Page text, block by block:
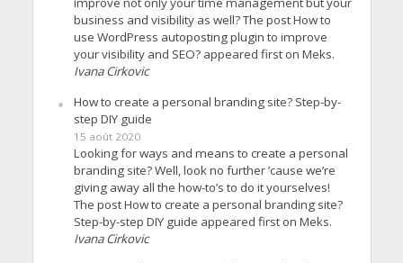
business and visibility as well? The post How to
use WordPress autoposting plugin to improve
your visibility and SEO? appeared first on Meks.
Ivana Cirkovic
How to create a personal branding site? Step-by-
step DIY guide
15 août 2020
Looking for ways and means to create a personal
branding site? Well, look no further ’cause we’re
giving away all the how-to’s to do it yourselves!
The post How to create a personal branding site?
Step-by-step DIY guide appeared first on Meks.
Ivana Cirkovic